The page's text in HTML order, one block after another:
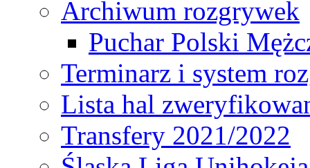
Archiwum rozgrywek
Puchar Polski
Terminarz i system
Lista hal
Transfery 2021/2022